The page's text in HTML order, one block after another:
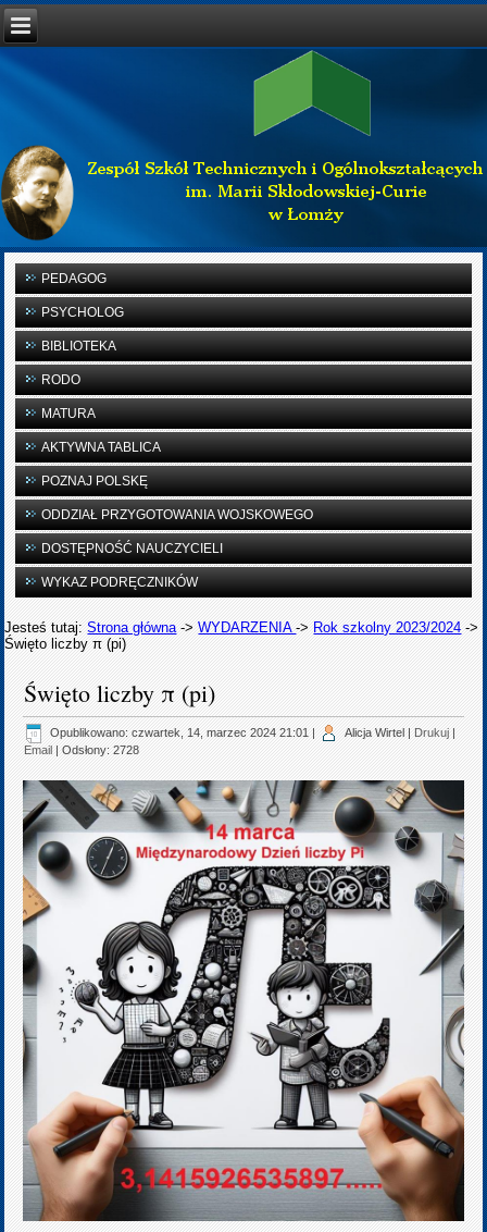
PEDAGOG
PSYCHOLOG
BIBLIOTEKA
RODO
MATURA
AKTYWNA TABLICA
POZNAJ POLSKĘ
ODDZIAŁ PRZYGOTOWANIA WOJSKOWEGO
DOSTĘPNOŚĆ NAUCZYCIELI
WYKAZ PODRĘCZNIKÓW
Jesteś tutaj:Strona główna ->WYDARZENIA-> Rok szkolny 2023/2024 ->
Święto liczby π (pi)
Święto liczby π (pi)
Opublikowano: czwartek, 14, marzec 2024 21:01 | Alicja Wirtel |Drukuj |
Email | Odsłony: 2728